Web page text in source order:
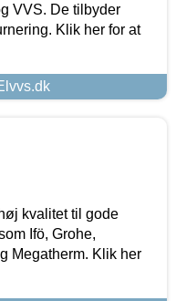
VVS. De tilbyder
Klik her for at
kvalitet til gode
Ifö, Grohe,
Megatherm. Klik her